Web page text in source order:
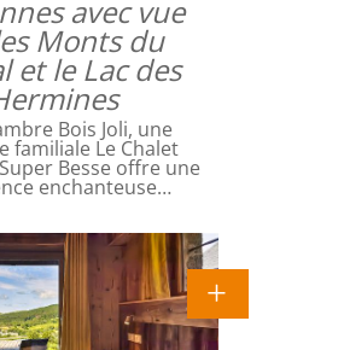
avec vue
Monts du
et le Lac des
Bois Joli, une
familiale Le Chalet
Besse offre une
enchanteuse…